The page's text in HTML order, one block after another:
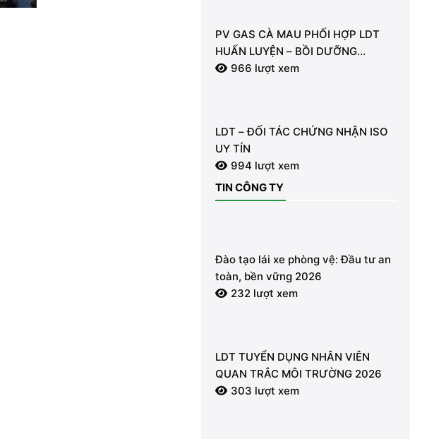
PV GAS CÀ MAU PHỐI HỢP LDT
HUẤN LUYỆN – BỒI DƯỠNG
NGHIỆP VỤ PCCC & CNCH: CHỦ
966 lượt xem
LDT – ĐỐI TÁC CHỨNG NHẬN ISO
UY TÍN
994 lượt xem
TIN CÔNG TY
Đào tạo lái xe phòng vệ: Đầu tư an
toàn, bền vững 2026
232 lượt xem
LDT TUYỂN DỤNG NHÂN VIÊN
QUAN TRẮC MÔI TRƯỜNG 2026
303 lượt xem